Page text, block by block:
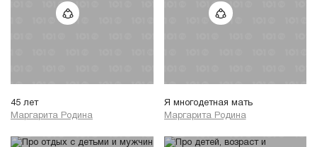
45 лет
Маргарита Родина
Я многодетная мать
Маргарита Родина